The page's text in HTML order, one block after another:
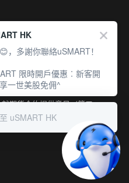
团（中央编号：
期货合约交易（第二
期货合约提供意见（第五
及提供资产管理（第九类）
HK
，多謝你聯絡uSMART！
限時開戶優惠︰新客開
一世美股免佣^
uSMART HK